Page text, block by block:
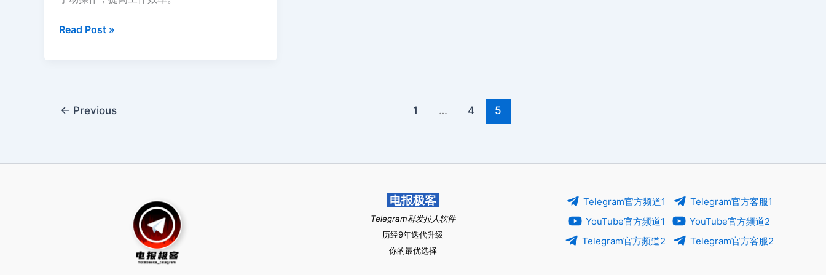
Telegram
营
Read Post »
← Previous 1 … 4 5
电报极客
Telegram群发拉人软件
历经9年迭代升级
你的最优选择
Telegram官方频道1
Telegram官方客服1
YouTube官方频道1
YouTube官方频道2
Telegram官方频道2
Telegram官方客服2